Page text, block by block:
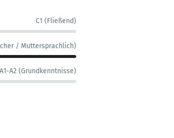
C1 (Fließend)
/ Muttersprachlich)
A1-A2 (Grundkenntnisse)